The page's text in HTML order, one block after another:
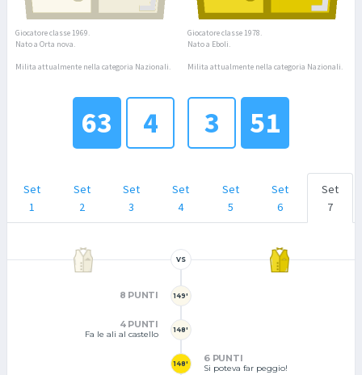
Giocatore classe 1969.
Nato a Orta nova.
Milita attualmente nella categoria Nazionali.
Giocatore classe 1978.
Nato a Eboli.
Milita attualmente nella categoria Nazionali.
4
63 3 51
Set
1
Set
2
Set
3
Set
4
Set
5
Set
6
Set
7
VS
149'
8 PUNTI
148'
4 PUNTI
Fa le ali al castello
148' 6 PUNTI
Si poteva far peggio!